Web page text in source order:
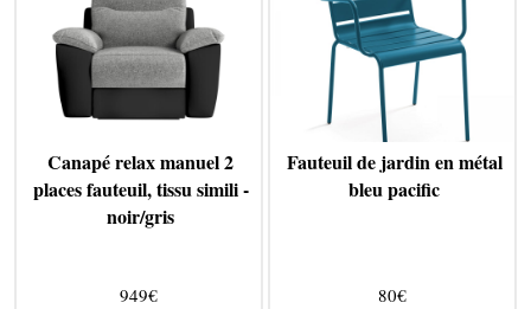
Canapé relax manuel 2
places fauteuil, tissu simili -
noir/gris
949€
Fauteuil de jardin en métal
bleu pacific
80€